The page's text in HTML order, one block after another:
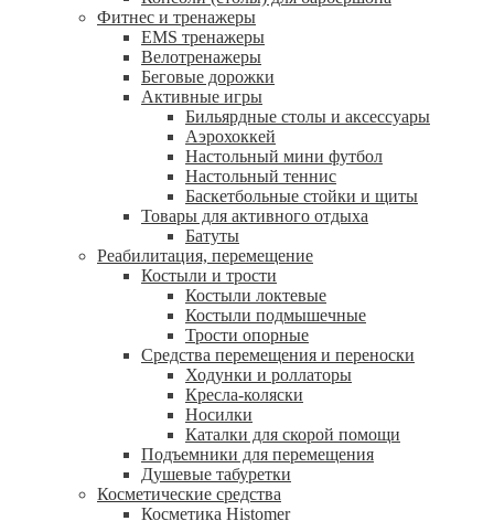
Фитнес и тренажеры
EMS тренажеры
Велотренажеры
Беговые дорожки
Активные игры
Бильярдные столы и аксессуары
Аэрохоккей
Настольный мини футбол
Настольный теннис
Баскетбольные стойки и щиты
Товары для активного отдыха
Батуты
Реабилитация, перемещение
Костыли и трости
Костыли локтевые
Костыли подмышечные
Трости опорные
Средства перемещения и переноски
Ходунки и роллаторы
Кресла-коляски
Носилки
Каталки для скорой помощи
Подъемники для перемещения
Душевые табуретки
Косметические средства
Косметика Histomer